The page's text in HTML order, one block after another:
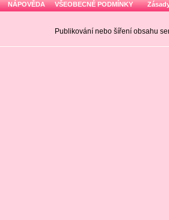
NÁPOVĚDA VŠEOBECNÉ PODMÍNKY
Publikování nebo šíření obsahu